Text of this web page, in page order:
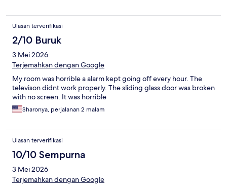
Ulasan terverifikasi
2/10 Buruk
3 Mei 2026
Terjemahkan dengan Google
My room was horrible a alarm kept going off every hour. The
televison didnt work properly. The sliding glass door was broken
with no screen. It was horrible
Sharonya, perjalanan 2 malam
Ulasan terverifikasi
10/10 Sempurna
3 Mei 2026
Terjemahkan dengan Google